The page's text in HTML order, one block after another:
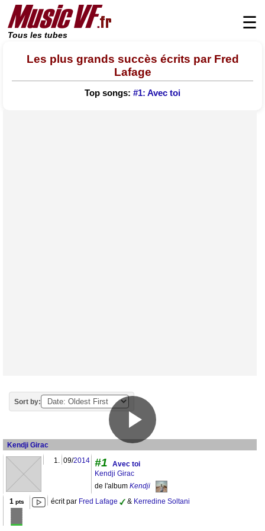
Tous les tubes
☰
Les plus grands succès écrits par Fred
Lafage
Top songs: #1: Avec toi
Sort by:
Kendji Girac
1. 09/2014 #1
Avec toi
Kendji Girac
de l'album Kendji
1 pts écrit par Fred Lafage & Kerredine Soltani